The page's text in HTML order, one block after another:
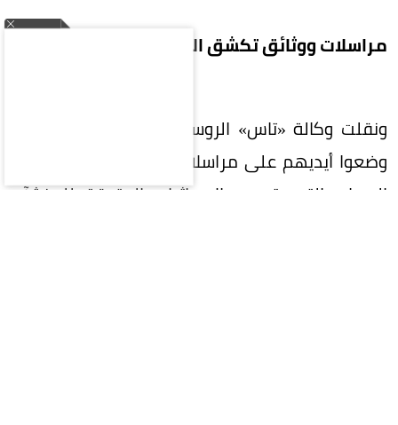
مراسلات ووثائق تكشق الإحداثيات
ونقلت وكالة «تاس» الروسية عن المخترقين بأنهم
وضعوا أيديهم على مراسلات ووثائق تكشف بوضوح
الجهات التي قدمت الإحداثيات الدقيقة للمنشآت